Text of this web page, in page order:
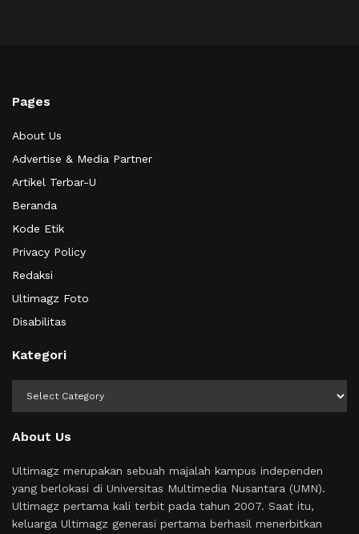
Pages
About Us
Advertise & Media Partner
Artikel Terbar-U
Beranda
Kode Etik
Privacy Policy
Redaksi
Ultimagz Foto
Disabilitas
Kategori
About Us
Ultimagz merupakan sebuah majalah kampus independen
yang berlokasi di Universitas Multimedia Nusantara (UMN).
Ultimagz pertama kali terbit pada tahun 2007. Saat itu,
keluarga Ultimagz generasi pertama berhasil menerbitkan